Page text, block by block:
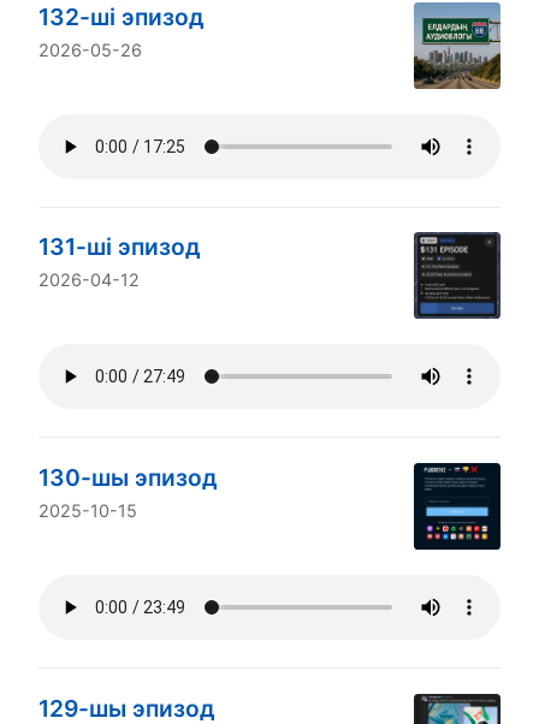
132-ші эпизод
2026-05-26
131-ші эпизод
2026-04-12
130-шы эпизод
2025-10-15
129-шы эпизод